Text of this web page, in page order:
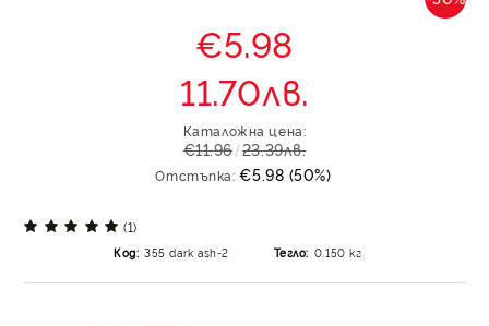
€5.98
11.70лв.
Каталожна цена:
€11.96 23.39лв.
Отстъпка: €5.98 (50%)
(1)
Код: 355 dark ash-2 Тегло: 0.150 кг